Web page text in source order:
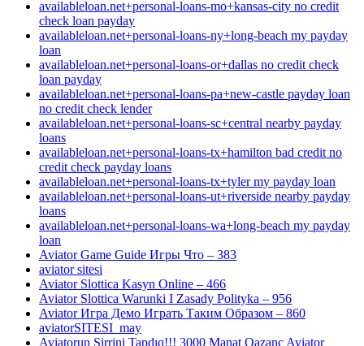
availableloan.net+personal-loans-mo+kansas-city no credit
check loan payday
availableloan.net+personal-loans-ny+long-beach my payday
loan
availableloan.net+personal-loans-or+dallas no credit check
loan payday
availableloan.net+personal-loans-pa+new-castle payday loan
no credit check lender
availableloan.net+personal-loans-sc+central nearby payday
loans
availableloan.net+personal-loans-tx+hamilton bad credit no
credit check payday loans
availableloan.net+personal-loans-tx+tyler my payday loan
availableloan.net+personal-loans-ut+riverside nearby payday
loans
availableloan.net+personal-loans-wa+long-beach my payday
loan
Aviator Game Guide Игры Что – 383
aviator sitesi
Aviator Slottica Kasyn Online – 466
Aviator Slottica Warunki I Zasady Polityka – 956
Aviator Игра Демо Играть Таким Образом – 860
aviatorSITESI_may
Aviatorun Sirrini Tapdıq!!! 3000 Manat Qazanc Aviator